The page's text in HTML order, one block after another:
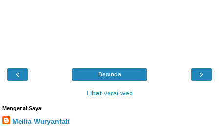
‹ ›
Beranda
Lihat versi web
Mengenai Saya
Meilia Wuryantati